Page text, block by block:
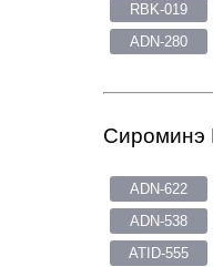
RBK-019
ADN-280
Сироминэ
ADN-622
ADN-538
ATID-555